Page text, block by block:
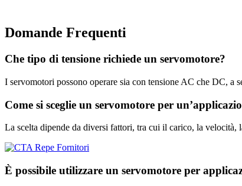
Domande Frequenti
Che tipo di tensione richiede un servomotore?
I servomotori possono operare sia con tensione AC che DC, a
Come si sceglie un servomotore per
La scelta dipende da diversi fattori, tra cui il carico, la velocità,
È possibile utilizzare un servomotore per